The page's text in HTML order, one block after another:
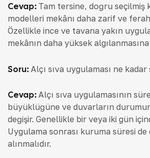
Cevap: Tam tersine, doğru seçilmiş
modelleri mekânı daha zarif ve
Özellikle ince ve tavana yakın
mekânın daha yüksek
Soru: Alçı sıva uygulaması ne
Cevap: Alçı sıva uygulamasının
büyüklüğüne ve duvarların
değişir. Genellikle bir veya iki gün
Uygulama sonrası kuruma süresi de
alınmalıdır.